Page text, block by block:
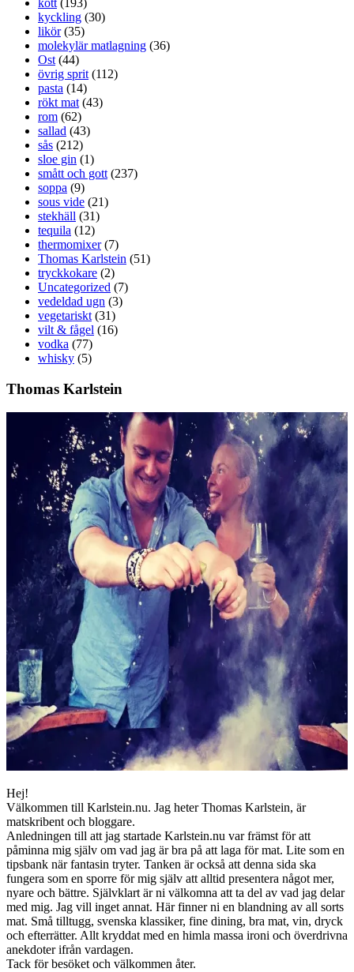
kött (193)
kyckling (30)
likör(35)
molekylär matlagning (36)
Ost (44)
övrig sprit (112)
pasta (14)
rökt mat (43)
rom (62)
sallad (43)
sås (212)
sloe gin (1)
smått och gott (237)
soppa (9)
sous vide (21)
stekhäll (31)
tequila (12)
thermomixer(7)
Thomas Karlstein (51)
tryckkokare (2)
Uncategorized (7)
vedeldad ugn (3)
vegetariskt (31)
vilt & fågel (16)
vodka (77)
whisky (5)
Thomas Karlstein
Hej!
Välkommen till Karlstein.nu. Jag heter Thomas Karlstein, är
matskribent och bloggare.
Anledningen till att jag startade Karlstein.nu var främst för att
påminna mig själv om vad jag är bra på att laga för mat. Lite som en
tipsbank när fantasin tryter. Tanken är också att denna sida ska
fungera som en sporre för mig själv att alltid presentera något mer,
nyare och bättre. Självklart är ni välkomna att ta del av vad jag delar
med mig. Jag vill inget annat. Här finner ni en blandning av all sorts
mat. Små tilltugg, svenska klassiker, fine dining, bra mat, vin, dryck
och efterrätter. Allt kryddat med en himla massa ironi och överdrivna
anekdoter ifrån vardagen.
Tack för besöket och välkommen åter.